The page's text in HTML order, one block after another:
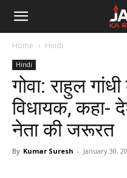
Janta
Reporter
Home Hindi
Hindi
गोवा: राहुल
विधायक,
नेता की जरूरत
By Kumar Suresh - January 30,